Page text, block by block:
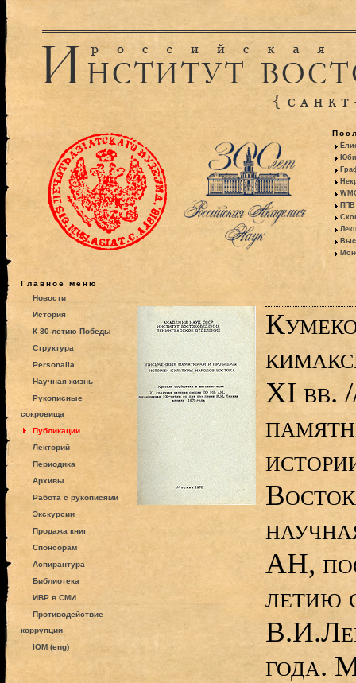
ППВ
Главное меню
Новости
История
К 80-летию Победы
Структура
Personalia
Научная жизнь
Рукописные
сокровища
Публикации
Лекторий
Периодика
Архивы
Работа с рукописями
Экскурсии
Продажа книг
Спонсорам
Аспирантура
Библиотека
ИВР в СМИ
Противодействие
коррупции
IOM (eng)
ХI вв.
АН,
летию
года.